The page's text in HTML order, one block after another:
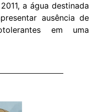
a água destinada
ausência de
em uma